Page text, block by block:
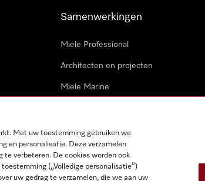
Samenwerkingen
Miele Professional
Architecten en projecten
Miele Marine
Met uw toestemming gebruiken we
en personalisatie. Deze verzamelen
te verbeteren. De cookies worden ook
(„Volledige personalisatie”)
uw gedrag te verzamelen, die we aan uw